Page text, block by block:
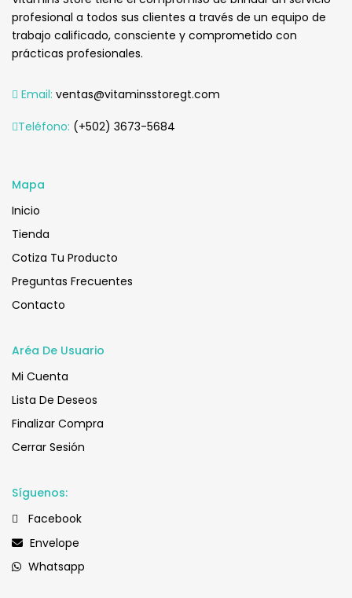
profesional a todos sus clientes a través de un equipo de
trabajo calificado, consciente y comprometido con
prácticas profesionales.
Email: ventas@vitaminsstoregt.com
Teléfono: (+502) 3673-5684
Mapa
Inicio
Tienda
Cotiza Tu Producto
Preguntas Frecuentes
Contacto
Aréa De Usuario
Mi Cuenta
Lista De Deseos
Finalizar Compra
Cerrar Sesión
Síguenos:
Facebook
Envelope
Whatsapp